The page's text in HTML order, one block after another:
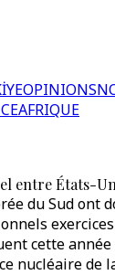
OPINIONS
AFRIQUE
entre États-
du Sud ont
cette
nucléaire de